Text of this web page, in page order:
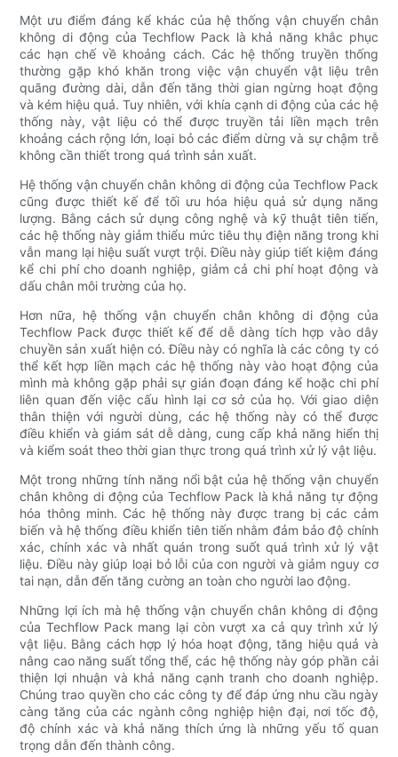
Một ưu điểm đáng kể khác của hệ thống vận chuyển chân
không di động của Techflow Pack là khả năng khắc phục
các hạn chế về khoảng cách. Các hệ thống truyền thống
thường gặp khó khăn trong việc vận chuyển vật liệu trên
quãng đường dài, dẫn đến tăng thời gian ngừng hoạt động
và kém hiệu quả. Tuy nhiên, với khía cạnh di động của các hệ
thống này, vật liệu có thể được truyền tải liền mạch trên
khoảng cách rộng lớn, loại bỏ các điểm dừng và sự chậm trễ
không cần thiết trong quá trình sản xuất.
Hệ thống vận chuyển chân không di động của Techflow Pack
cũng được thiết kế để tối ưu hóa hiệu quả sử dụng năng
lượng. Bằng cách sử dụng công nghệ và kỹ thuật tiên tiến,
các hệ thống này giảm thiểu mức tiêu thụ điện năng trong khi
vẫn mang lại hiệu suất vượt trội. Điều này giúp tiết kiệm đáng
kể chi phí cho doanh nghiệp, giảm cả chi phí hoạt động và
dấu chân môi trường của họ.
Hơn nữa, hệ thống vận chuyển chân không di động của
Techflow Pack được thiết kế để dễ dàng tích hợp vào dây
chuyền sản xuất hiện có. Điều này có nghĩa là các công ty có
thể kết hợp liền mạch các hệ thống này vào hoạt động của
mình mà không gặp phải sự gián đoạn đáng kể hoặc chi phí
liên quan đến việc cấu hình lại cơ sở của họ. Với giao diện
thân thiện với người dùng, các hệ thống này có thể được
điều khiển và giám sát dễ dàng, cung cấp khả năng hiển thị
và kiểm soát theo thời gian thực trong quá trình xử lý vật liệu.
Một trong những tính năng nổi bật của hệ thống vận chuyển
chân không di động của Techflow Pack là khả năng tự động
hóa thông minh. Các hệ thống này được trang bị các cảm
biến và hệ thống điều khiển tiên tiến nhằm đảm bảo độ chính
xác, chính xác và nhất quán trong suốt quá trình xử lý vật
liệu. Điều này giúp loại bỏ lỗi của con người và giảm nguy cơ
tai nạn, dẫn đến tăng cường an toàn cho người lao động.
Những lợi ích mà hệ thống vận chuyển chân không di động
của Techflow Pack mang lại còn vượt xa cả quy trình xử lý
vật liệu. Bằng cách hợp lý hóa hoạt động, tăng hiệu quả và
nâng cao năng suất tổng thể, các hệ thống này góp phần cải
thiện lợi nhuận và khả năng cạnh tranh cho doanh nghiệp.
Chúng trao quyền cho các công ty để đáp ứng nhu cầu ngày
càng tăng của các ngành công nghiệp hiện đại, nơi tốc độ,
độ chính xác và khả năng thích ứng là những yếu tố quan
trọng dẫn đến thành công.